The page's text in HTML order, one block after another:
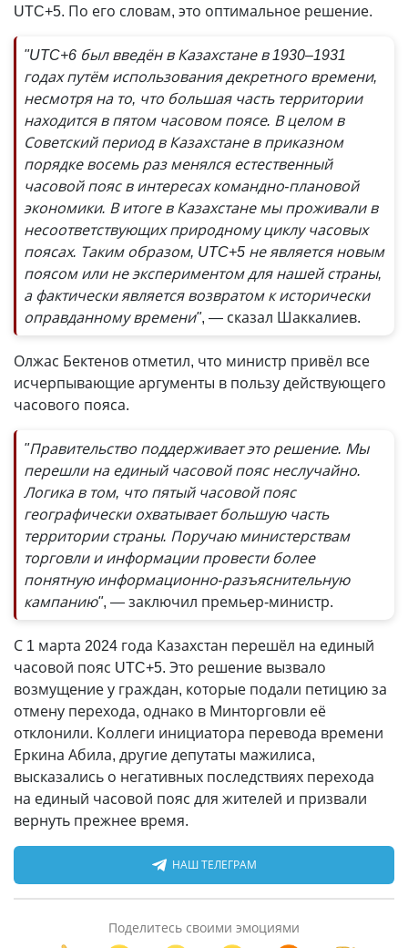
UTC+5. По его словам, это оптимальное решение.
"UTC+6 был введён в Казахстане в 1930–1931
годах путём использования декретного времени,
несмотря на то, что большая часть территории
находится в пятом часовом поясе. В целом в
Советский период в Казахстане в приказном
порядке восемь раз менялся естественный
часовой пояс в интересах командно-плановой
экономики. В итоге в Казахстане мы проживали в
несоответствующих природному циклу часовых
поясах. Таким образом, UTC+5 не является новым
поясом или не экспериментом для нашей страны,
а фактически является возвратом к исторически
оправданному времени", — сказал Шаккалиев.
Олжас Бектенов отметил, что министр привёл все
исчерпывающие аргументы в пользу действующего
часового пояса.
"Правительство поддерживает это решение. Мы
перешли на единый часовой пояс неслучайно.
Логика в том, что пятый часовой пояс
географически охватывает большую часть
территории страны. Поручаю министерствам
торговли и информации провести более
понятную информационно-разъяснительную
кампанию", — заключил премьер-министр.
С 1 марта 2024 года Казахстан перешёл на единый
часовой пояс UTC+5. Это решение вызвало
возмущение у граждан, которые подали петицию за
отмену перехода, однако в Минторговли её
отклонили. Коллеги инициатора перевода времени
Еркина Абила, другие депутаты мажилиса,
высказались о негативных последствиях перехода
на единый часовой пояс для жителей и призвали
вернуть прежнее время.
НАШ ТЕЛЕГРАМ
Поделитесь своими эмоциями